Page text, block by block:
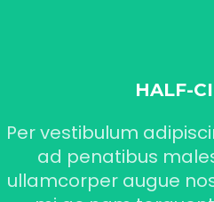
HALF-
Per vestibulum
ad penatibus
ullamcorper augue